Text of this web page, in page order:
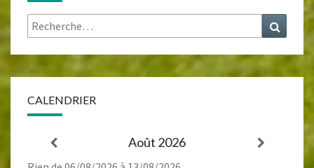
Rechercher :
CALENDRIER
Août 2026